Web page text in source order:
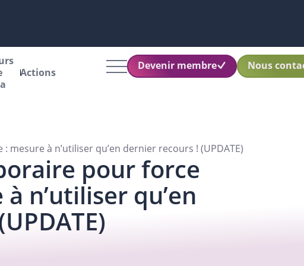
Actions
Devenir membre Nous
à n’utiliser qu’en dernier recours ! (UPDATE)
pour force
n’utiliser qu’en